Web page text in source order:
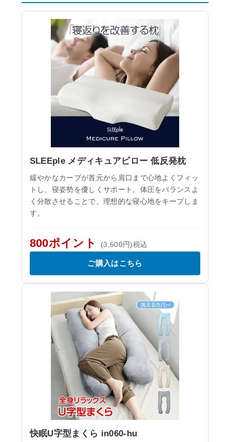
SLEEple メディキュアピロー 低反発枕
緩やかなカーブが首元から肩口まで心地よくフィッ
トし、寝姿勢を優しくサポート。体圧をバランスよ
く分散させることで、理想的な寝心地をキープしま
す。
800ポイント (3,600円)税込
ご購入はこちら
快眠U字型まくら in060-hu